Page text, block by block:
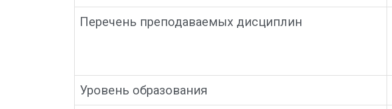
Перечень преподаваемых дисциплин
Уровень образования